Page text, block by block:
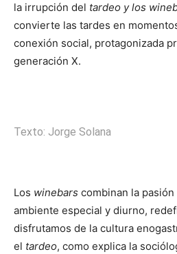
la irrupción del tardeo y los
convierte las tardes en
conexión social, protagonizada
generación X.
Texto: Jorge Solana
Los winebars combinan la
ambiente especial y diurno,
disfrutamos de la cultura
el tardeo, como explica la